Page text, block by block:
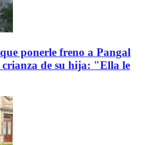
ponerle freno a Pangal
de su hija: "Ella le